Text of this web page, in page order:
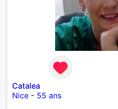
Catalea
Nice - 55 ans